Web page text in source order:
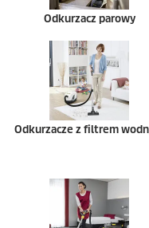
Odkurzacz parowy
Odkurzacze z filtrem